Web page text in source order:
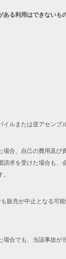
る利用はできないも
ルまたは逆アセンブ
合、自己の費用及び
求を受けた場合も、
売が中止となる可能
合でも、当該事故が